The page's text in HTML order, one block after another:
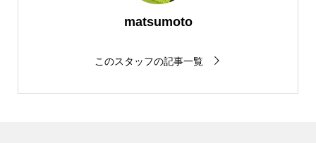
matsumoto
このスタッフの記事一覧